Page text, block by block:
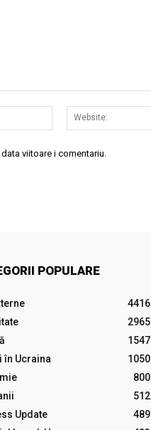
Email:*
viitoare i comentariu.
POPULARE
4416
2965
1547
în Ucraina
1050
800
512
Update
489